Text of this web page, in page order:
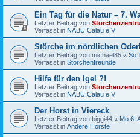
Ein Tag für die Natur – 7.
Letzter Beitrag von
Verfasst in NABU Calau e.V
Störche im nördlichen
Letzter Beitrag von michael85 « So
Verfasst in Storchenfreunde
Hilfe für den Igel ?!
Letzter Beitrag von
Verfasst in NABU Calau e.V
Der Horst in Viereck
Letzter Beitrag von biggi44 « Mo 6.
Verfasst in Andere Horste